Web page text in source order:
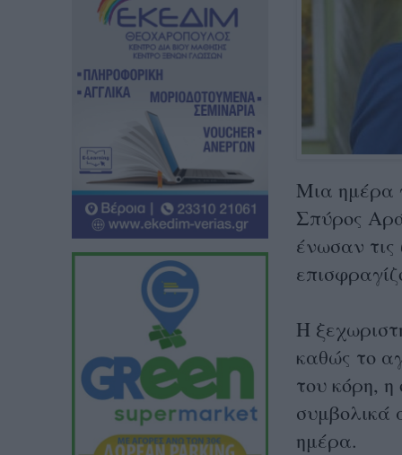
Μια ημέρα
Σπύρος
ένωσαν
Η
καθώς το
του κόρη,
συμβολικά
ημέρα.